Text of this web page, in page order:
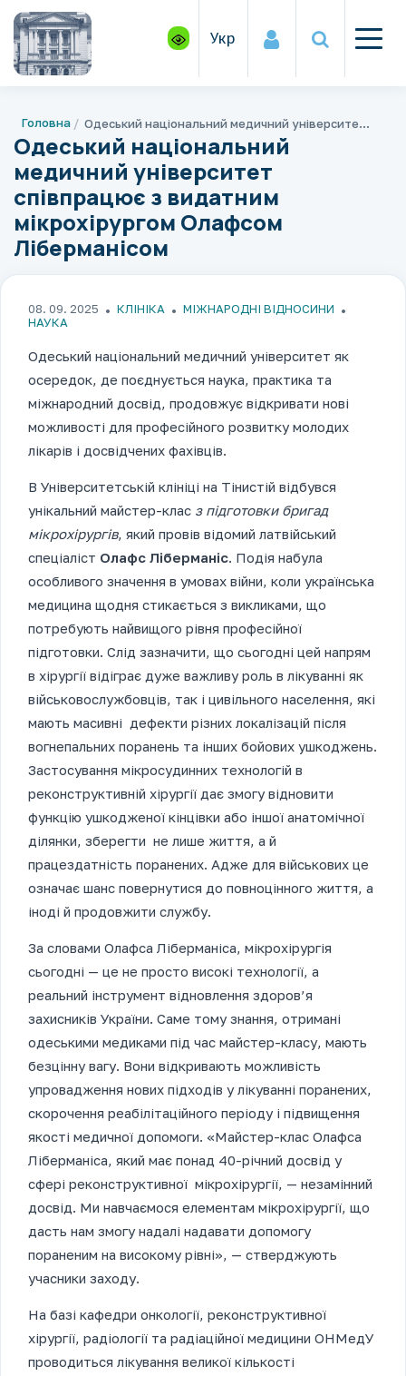
Укр
Головна Одеський національний медичний університет співпрацює з видатним мікрохірургом Олафсом Ліберманісом
Одеський національний
медичний університет
співпрацює з видатним
мікрохірургом Олафсом
Ліберманісом
08. 09. 2025 КЛІНІКА
МІЖНАРОДНІ ВІДНОСИНИ
НАУКА
Одеський національний медичний університет як
осередок, де поєднується наука, практика та
міжнародний досвід, продовжує відкривати нові
можливості для професійного розвитку молодих
лікарів і досвідчених фахівців.
В Університетській клініці на Тінистій відбувся
унікальний майстер-клас з підготовки бригад
мікрохірургів, який провів відомий латвійський
спеціаліст Олафс Ліберманіс. Подія набула
особливого значення в умовах війни, коли українська
медицина щодня стикається з викликами, що
потребують найвищого рівня професійної
підготовки. Слід зазначити, що сьогодні цей напрям
в хірургії відіграє дуже важливу роль в лікуванні як
військовослужбовців, так і цивільного населення, які
мають масивні дефекти різних локалізацій після
вогнепальних поранень та інших бойових ушкоджень.
Застосування мікросудинних технологій в
реконструктивній хірургії дає змогу відновити
функцію ушкодженої кінцівки або іншої анатомічної
ділянки, зберегти не лише життя, а й
працездатність поранених. Адже для військових це
означає шанс повернутися до повноцінного життя, а
іноді й продовжити службу.
За словами Олафса Ліберманіса, мікрохірургія
сьогодні — це не просто високі технології, а
реальний інструмент відновлення здоров’я
захисників України. Саме тому знання, отримані
одеськими медиками під час майстер-класу, мають
безцінну вагу. Вони відкривають можливість
упровадження нових підходів у лікуванні поранених,
скорочення реабілітаційного періоду і підвищення
якості медичної допомоги. «Майстер-клас Олафса
Ліберманіса, який має понад 40-річний досвід у
сфері реконструктивної мікрохірургії, — незамінний
досвід. Ми навчаємося елементам мікрохірургії, що
дасть нам змогу надалі надавати допомогу
пораненим на високому рівні», — стверджують
учасники заходу.
На базі кафедри онкології, реконструктивної
хірургії, радіології та радіаційної медицини ОНМедУ
проводиться лікування великої кількості